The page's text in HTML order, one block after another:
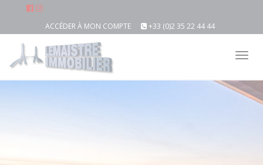
ACCÉDER À MON COMPTE +33 (0)2 35 22 44 44